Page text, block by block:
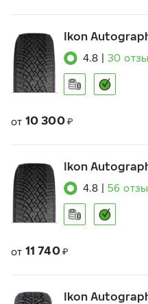
Ikon
4.8 30
от 10 300 ₽
Ikon
4.8 56
от 11 740 ₽
Ikon